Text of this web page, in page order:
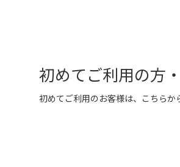
初めてご利用の方
初めてご利用のお客様は、こちらか